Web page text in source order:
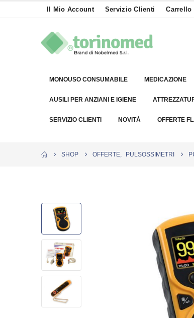
Il Mio Account Servizio Clienti Carrello
MONOUSO CONSUMABILE MEDICAZIONE
AUSILI PER ANZIANI E IGIENE
SERVIZIO CLIENTI NOVITÀ OFFERTE
SHOP OFFERTE PULSOSSIMETRI